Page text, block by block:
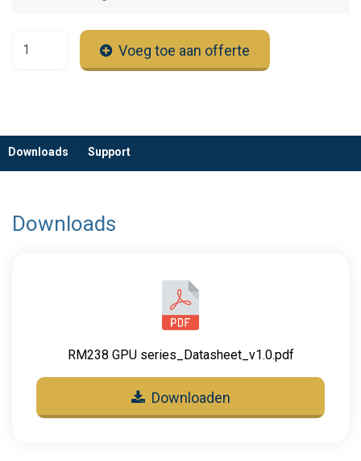
Voeg toe aan offerte
Downloads Support
Downloads
RM238 GPU series_Datasheet_v1.0.pdf
Downloaden